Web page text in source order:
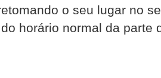
o seu lugar no
horário normal da parte